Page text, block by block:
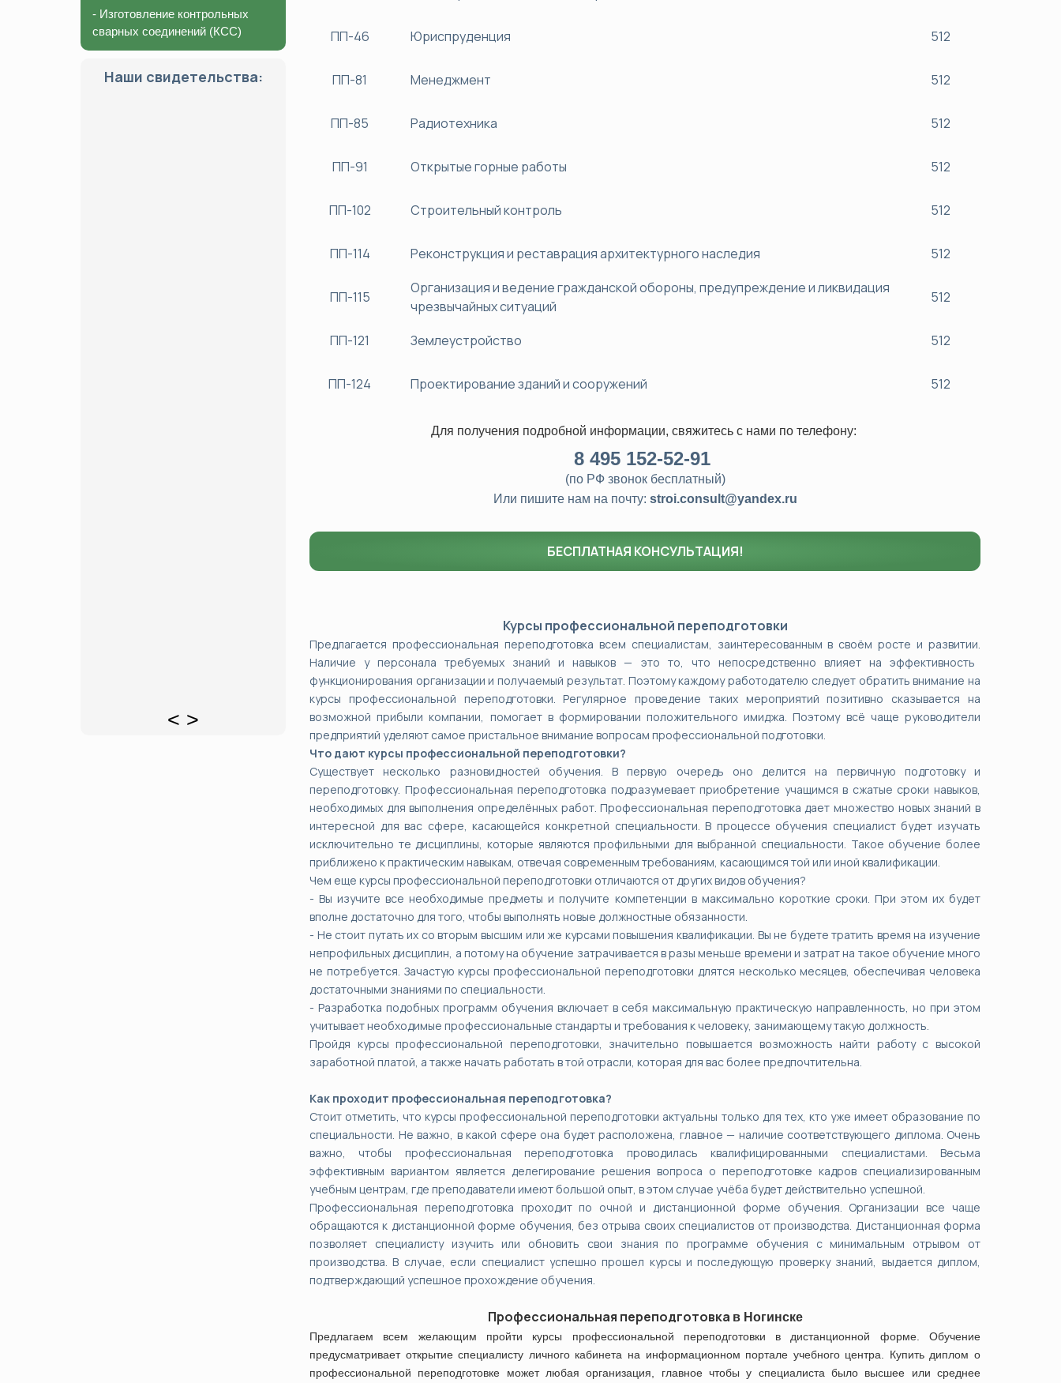
- Изготовление контрольных
сварных соединений (КСС)
Наши свидетельства:
< >
ПП-46 Юриспруденция 512
ПП-81 Менеджмент 512
ПП-85 Радиотехника 512
ПП-91 Открытые горные работы 512
ПП-102 Строительный контроль 512
ПП-114 Реконструкция и реставрация архитектурного наследия 512
ПП-115
Организация и ведение гражданской обороны, предупреждение и ликвидация
чрезвычайных ситуаций
512
ПП-121 Землеустройство 512
ПП-124 Проектирование зданий и сооружений 512
Для получения подробной информации, свяжитесь с нами по телефону:
8 495 152-52-91
(по РФ звонок бесплатный)
Или пишите нам на почту: stroi.consult@yandex.ru
БЕСПЛАТНАЯ КОНСУЛЬТАЦИЯ!
Курсы профессиональной переподготовки
Предлагается профессиональная переподготовка всем специалистам, заинтересованным в своём росте и развитии.
Наличие у персонала требуемых знаний и навыков — это то, что непосредственно влияет на эффективность
функционирования организации и получаемый результат. Поэтому каждому работодателю следует обратить внимание на
курсы профессиональной переподготовки. Регулярное проведение таких мероприятий позитивно сказывается на
возможной прибыли компании, помогает в формировании положительного имиджа. Поэтому всё чаще руководители
предприятий уделяют самое пристальное внимание вопросам профессиональной подготовки.
Что дают курсы профессиональной переподготовки?
Существует несколько разновидностей обучения. В первую очередь оно делится на первичную подготовку и
переподготовку. Профессиональная переподготовка подразумевает приобретение учащимся в сжатые сроки навыков,
необходимых для выполнения определённых работ. Профессиональная переподготовка дает множество новых знаний в
интересной для вас сфере, касающейся конкретной специальности. В процессе обучения специалист будет изучать
исключительно те дисциплины, которые являются профильными для выбранной специальности. Такое обучение более
приближено к практическим навыкам, отвечая современным требованиям, касающимся той или иной квалификации.
Чем еще курсы профессиональной переподготовки отличаются от других видов обучения?
- Вы изучите все необходимые предметы и получите компетенции в максимально короткие сроки. При этом их будет
вполне достаточно для того, чтобы выполнять новые должностные обязанности.
- Не стоит путать их со вторым высшим или же курсами повышения квалификации. Вы не будете тратить время на изучение
непрофильных дисциплин, а потому на обучение затрачивается в разы меньше времени и затрат на такое обучение много
не потребуется. Зачастую курсы профессиональной переподготовки длятся несколько месяцев, обеспечивая человека
достаточными знаниями по специальности.
- Разработка подобных программ обучения включает в себя максимальную практическую направленность, но при этом
учитывает необходимые профессиональные стандарты и требования к человеку, занимающему такую должность.
Пройдя курсы профессиональной переподготовки, значительно повышается возможность найти работу с высокой
заработной платой, а также начать работать в той отрасли, которая для вас более предпочтительна.
Как проходит профессиональная переподготовка?
Стоит отметить, что курсы профессиональной переподготовки актуальны только для тех, кто уже имеет образование по
специальности. Не важно, в какой сфере она будет расположена, главное — наличие соответствующего диплома. Очень
важно, чтобы профессиональная переподготовка проводилась квалифицированными специалистами. Весьма
эффективным вариантом является делегирование решения вопроса о переподготовке кадров специализированным
учебным центрам, где преподаватели имеют большой опыт, в этом случае учёба будет действительно успешной.
Профессиональная переподготовка проходит по очной и дистанционной форме обучения. Организации все чаще
обращаются к дистанционной форме обучения, без отрыва своих специалистов от производства. Дистанционная форма
позволяет специалисту изучить или обновить свои знания по программе обучения с минимальным отрывом от
производства. В случае, если специалист успешно прошел курсы и последующую проверку знаний, выдается диплом,
подтверждающий успешное прохождение обучения.
Профессиональная переподготовка в Ногинске
Предлагаем всем желающим пройти курсы профессиональной переподготовки в дистанционной форме. Обучение
предусматривает открытие специалисту личного кабинета на информационном портале учебного центра. Купить диплом о
профессиональной переподготовке может любая организация, главное чтобы у специалиста было высшее или среднее